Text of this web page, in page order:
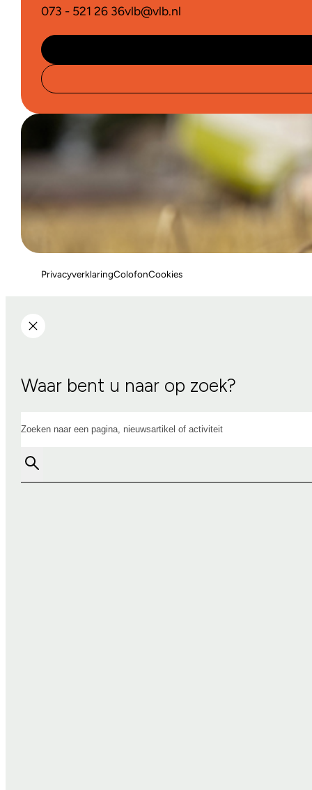
073 - 521 26 36vlb@vlb.nl
PrivacyverklaringColofonCookies
Waar bent u naar op zoek?